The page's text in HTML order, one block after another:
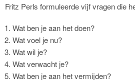
Fritz Perls formuleerde vijf vragen die
Wat ben je aan het doen?
Wat voel je nu?
Wat wil je?
Wat verwacht je?
Wat ben je aan het vermijden?